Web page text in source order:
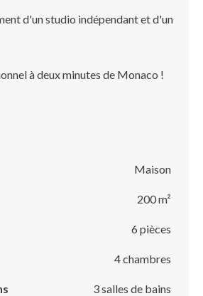
d'un studio indépendant et d'un
à deux minutes de Monaco !
Maison
200 m²
6 pièces
4 chambres
3 salles de bains